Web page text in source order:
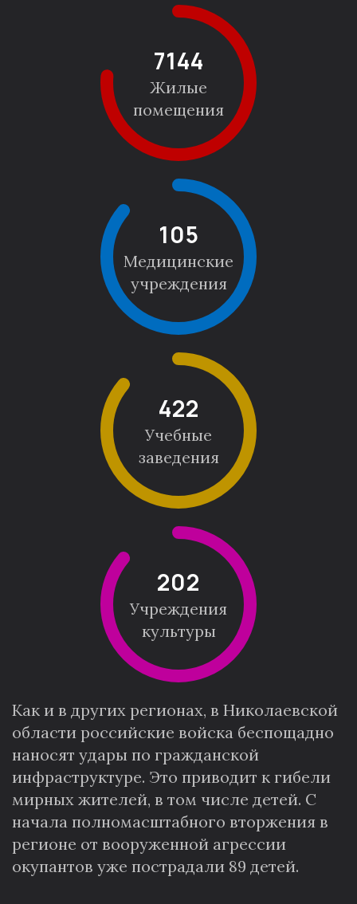
8906
Жилые
помещения
105
Медицинские
учреждения
422
Учебные
заведения
204
Учреждения
культуры
Как и в других регионах, в Николаевской
области российские войска беспощадно
наносят удары по гражданской
инфраструктуре. Это приводит к гибели
мирных жителей, в том числе детей. С
начала полномасштабного вторжения в
регионе от вооруженной агрессии
окупантов уже пострадали 89 детей.